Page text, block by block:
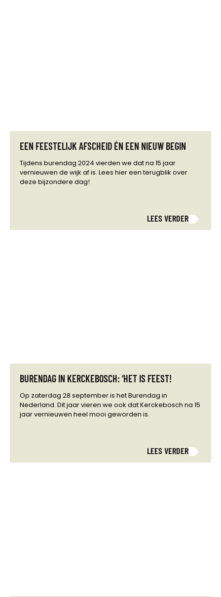
EEN FEESTELIJK AFSCHEID ÉN EEN NIEUW BEGIN
Tijdens burendag 2024 vierden we dat na 15 jaar
vernieuwen de wijk af is. Lees hier een terugblik over
deze bijzondere dag!
LEES VERDER
BURENDAG IN KERCKEBOSCH: ‘HET IS FEEST!
Op zaterdag 28 september is het Burendag in
Nederland. Dit jaar vieren we ook dat Kerckebosch na 15
jaar vernieuwen heel mooi geworden is.
LEES VERDER